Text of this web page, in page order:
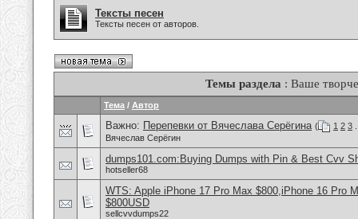
Тексты песен
Тексты песен от авторов.
Темы раздела : Ваше
Тема / Автор
Важно: Перепевки от Вячеслава Серёгина ( 1 2 3
Вячеслав Серёгин
dumps101.com:Buying Dumps with Pin & Best Cvv
hotseller68
WTS: Apple iPhone 17 Pro Max $800,iPhone 16 Pro
$800USD
sellcvvdumps22